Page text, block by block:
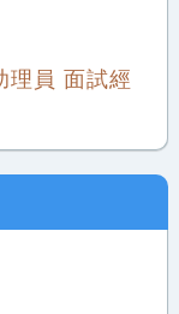
理員 面試經